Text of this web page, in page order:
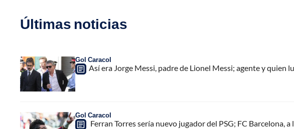
Últimas noticias
Gol Caracol
Así era Jorge Messi, padre de Lionel Messi; agente y quien
Gol Caracol
Ferran Torres sería nuevo jugador del PSG; FC Barcelona,